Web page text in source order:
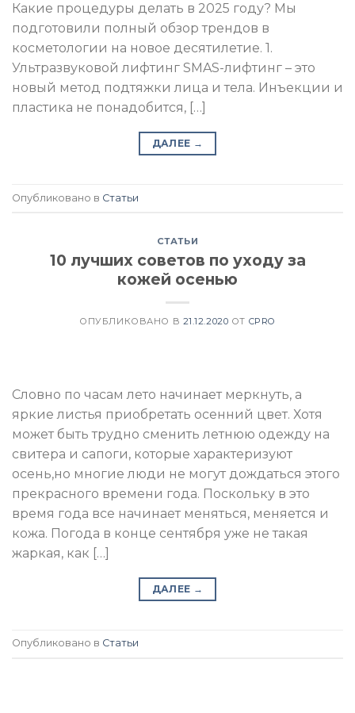
Какие процедуры делать в 2025 году? Мы
подготовили полный обзор трендов в
косметологии на новое десятилетие. 1.
Ультразвуковой лифтинг SMAS-лифтинг – это
новый метод подтяжки лица и тела. Инъекции и
пластика не понадобится, […]
ДАЛЕЕ →
Опубликовано в Статьи
СТАТЬИ
10 лучших советов по уходу за
кожей осенью
ОПУБЛИКОВАНО В 21.12.2020 ОТ CPRO
Словно по часам лето начинает меркнуть, а
яркие листья приобретать осенний цвет. Хотя
может быть трудно сменить летнюю одежду на
свитера и сапоги, которые характеризуют
осень,но многие люди не могут дождаться этого
прекрасного времени года. Поскольку в это
время года все начинает меняться, меняется и
кожа. Погода в конце сентября уже не такая
жаркая, как […]
ДАЛЕЕ →
Опубликовано в Статьи